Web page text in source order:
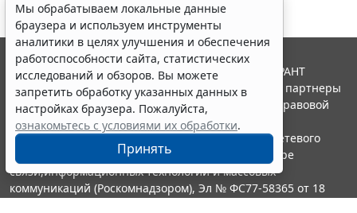
Мы обрабатываем локальные данные
браузера и используем инструменты
аналитики в целях улучшения и обеспечения
работоспособности сайта, статистических
исследований и обзоров. Вы можете
запретить обработку указанных данных в
настройках браузера. Пожалуйста,
ознакомьтесь с условиями их обработки.
Принять
© ООО "НПП "ГАРАНТ-СЕРВИС", 2026. Система ГАРАНТ
выпускается с 1990 года. Компания "Гарант" и ее партнеры
являются участниками Российской ассоциации правовой
информации ГАРАНТ.
Портал ГАРАНТ.РУ зарегистрирован в качестве сетевого
издания Федеральной службой по надзору в сфере
связи,информационных технологий и массовых
коммуникаций (Роскомнадзором), Эл № ФС77-58365 от 18